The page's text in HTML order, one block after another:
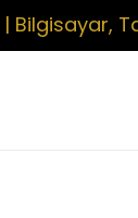
Bilgisayar,